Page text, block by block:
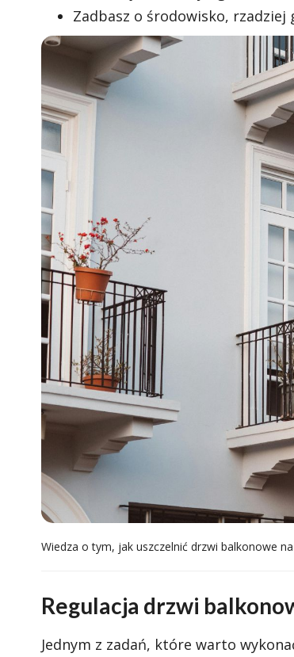
Zadbasz o środowisko, rzadziej
Wiedza o tym, jak uszczelnić drzwi balkonowe
Regulacja drzwi
Jednym z zadań, które warto